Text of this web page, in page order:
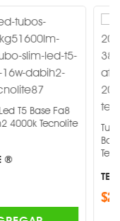
Fa8
Tubo Led
Base G5
Tecnolite -
TECNOLITE ®